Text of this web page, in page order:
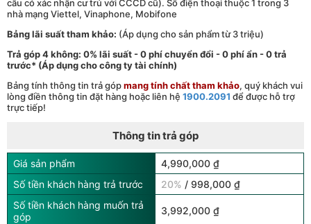
cầu có xác nhận cư trú với CCCD cũ). Số điện thoại thuộc 1 trong 3
nhà mạng Viettel, Vinaphone, Mobifone
Bảng lãi suất tham khảo: (Áp dụng cho sản phẩm từ 3 triệu)
Trả góp 4 không: 0% lãi suất - 0 phí chuyển đổi - 0 phí ẩn - 0 trả
trước* (Áp dụng cho công ty tài chính)
Bảng tính thông tin trả gópmang tính chất tham khảo, quý khách vui
lòng điền thông tin đặt hàng hoặc liên hệ 1900.2091 để được hỗ trợ
trực tiếp!
Thông tin trả góp
Giá sản phẩm
4,990,000 ₫
Số tiền khách hàng trả trước
20% / 998,000 ₫
Số tiền khách hàng muốn trả
góp
3,992,000 ₫